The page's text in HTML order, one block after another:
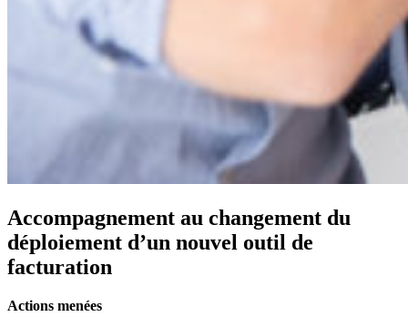
Accompagnement au changement du
déploiement d’un nouvel outil de
facturation
Actions menées